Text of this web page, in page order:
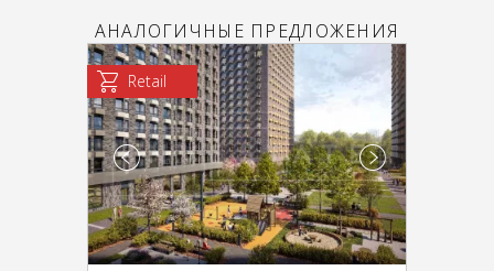
АНАЛОГИЧНЫЕ ПРЕДЛОЖЕНИЯ
Retail